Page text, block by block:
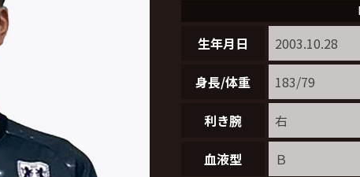
生年月日 2003.10.28
身長/体重 183/79
利き腕 右
血液型 Ｂ